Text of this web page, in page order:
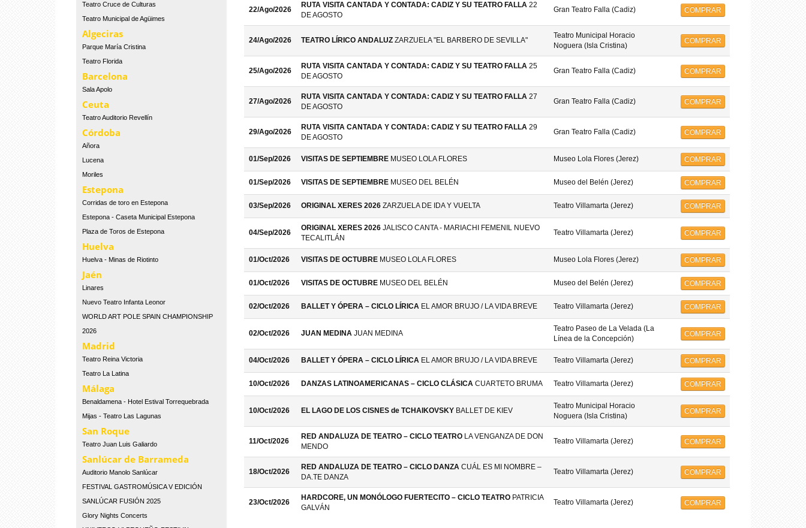
Teatro Cruce de Culturas
Teatro Municipal de Agüimes
Algeciras
Parque María Cristina
Teatro Florida
Barcelona
Sala Apolo
Ceuta
Teatro Auditorio Revellín
Córdoba
Añora
Lucena
Moriles
Estepona
Corridas de toro en Estepona
Estepona - Caseta Municipal Estepona
Plaza de Toros de Estepona
Huelva
Huelva - Minas de Riotinto
Jaén
Linares
Nuevo Teatro Infanta Leonor
WORLD ART POLE SPAIN CHAMPIONSHIP
2026
Madrid
Teatro Reina Victoria
Teatro La Latina
Málaga
Benaldamena - Hotel Estival Torrequebrada
Mijas - Teatro Las Lagunas
San Roque
Teatro Juan Luis Galiardo
Sanlúcar de Barrameda
Auditorio Manolo Sanlúcar
FESTIVAL GASTROMÚSICA V EDICIÓN
SANLÚCAR FUSIÓN 2025
Glory Nights Concerts
22/Ago/2026
RUTA VISITA CANTADA Y CONTADA: CADIZ Y SU TEATRO FALLA 22
DE AGOSTO
Gran Teatro Falla (Cadiz) COMPRAR
24/Ago/2026 TEATRO LÍRICO ANDALUZ ZARZUELA "EL BARBERO DE SEVILLA"
Teatro Municipal Horacio
Noguera (Isla Cristina)
COMPRAR
25/Ago/2026
RUTA VISITA CANTADA Y CONTADA: CADIZ Y SU TEATRO FALLA 25
DE AGOSTO
Gran Teatro Falla (Cadiz) COMPRAR
27/Ago/2026
RUTA VISITA CANTADA Y CONTADA: CADIZ Y SU TEATRO FALLA 27
DE AGOSTO
Gran Teatro Falla (Cadiz) COMPRAR
29/Ago/2026
RUTA VISITA CANTADA Y CONTADA: CADIZ Y SU TEATRO FALLA 29
DE AGOSTO
Gran Teatro Falla (Cadiz) COMPRAR
01/Sep/2026 VISITAS DE SEPTIEMBRE MUSEO LOLA FLORES Museo Lola Flores (Jerez) COMPRAR
01/Sep/2026 VISITAS DE SEPTIEMBRE MUSEO DEL BELÉN Museo del Belén (Jerez) COMPRAR
03/Sep/2026 ORIGINAL XERES 2026 ZARZUELA DE IDA Y VUELTA Teatro Villamarta (Jerez) COMPRAR
04/Sep/2026
ORIGINAL XERES 2026 JALISCO CANTA - MARIACHI FEMENIL NUEVO
TECALITLÁN
Teatro Villamarta (Jerez) COMPRAR
01/Oct/2026 VISITAS DE OCTUBRE MUSEO LOLA FLORES Museo Lola Flores (Jerez) COMPRAR
01/Oct/2026 VISITAS DE OCTUBRE MUSEO DEL BELÉN Museo del Belén (Jerez) COMPRAR
02/Oct/2026 BALLET Y ÓPERA – CICLO LÍRICA EL AMOR BRUJO / LA VIDA BREVE Teatro Villamarta (Jerez) COMPRAR
02/Oct/2026 JUAN MEDINA JUAN MEDINA
Teatro Paseo de La Velada (La
Línea de la Concepción)
COMPRAR
04/Oct/2026 BALLET Y ÓPERA – CICLO LÍRICA EL AMOR BRUJO / LA VIDA BREVE Teatro Villamarta (Jerez) COMPRAR
10/Oct/2026 DANZAS LATINOAMERICANAS – CICLO CLÁSICA CUARTETO BRUMA Teatro Villamarta (Jerez) COMPRAR
10/Oct/2026 EL LAGO DE LOS CISNES de TCHAIKOVSKY BALLET DE KIEV
Teatro Municipal Horacio
Noguera (Isla Cristina)
COMPRAR
11/Oct/2026
RED ANDALUZA DE TEATRO – CICLO TEATRO LA VENGANZA DE DON
MENDO
Teatro Villamarta (Jerez) COMPRAR
18/Oct/2026
RED ANDALUZA DE TEATRO – CICLO DANZA CUÁL ES MI NOMBRE –
DA.TE DANZA
Teatro Villamarta (Jerez) COMPRAR
23/Oct/2026
HARDCORE, UN MONÓLOGO FUERTECITO – CICLO TEATRO PATRICIA
GALVÁN
Teatro Villamarta (Jerez) COMPRAR